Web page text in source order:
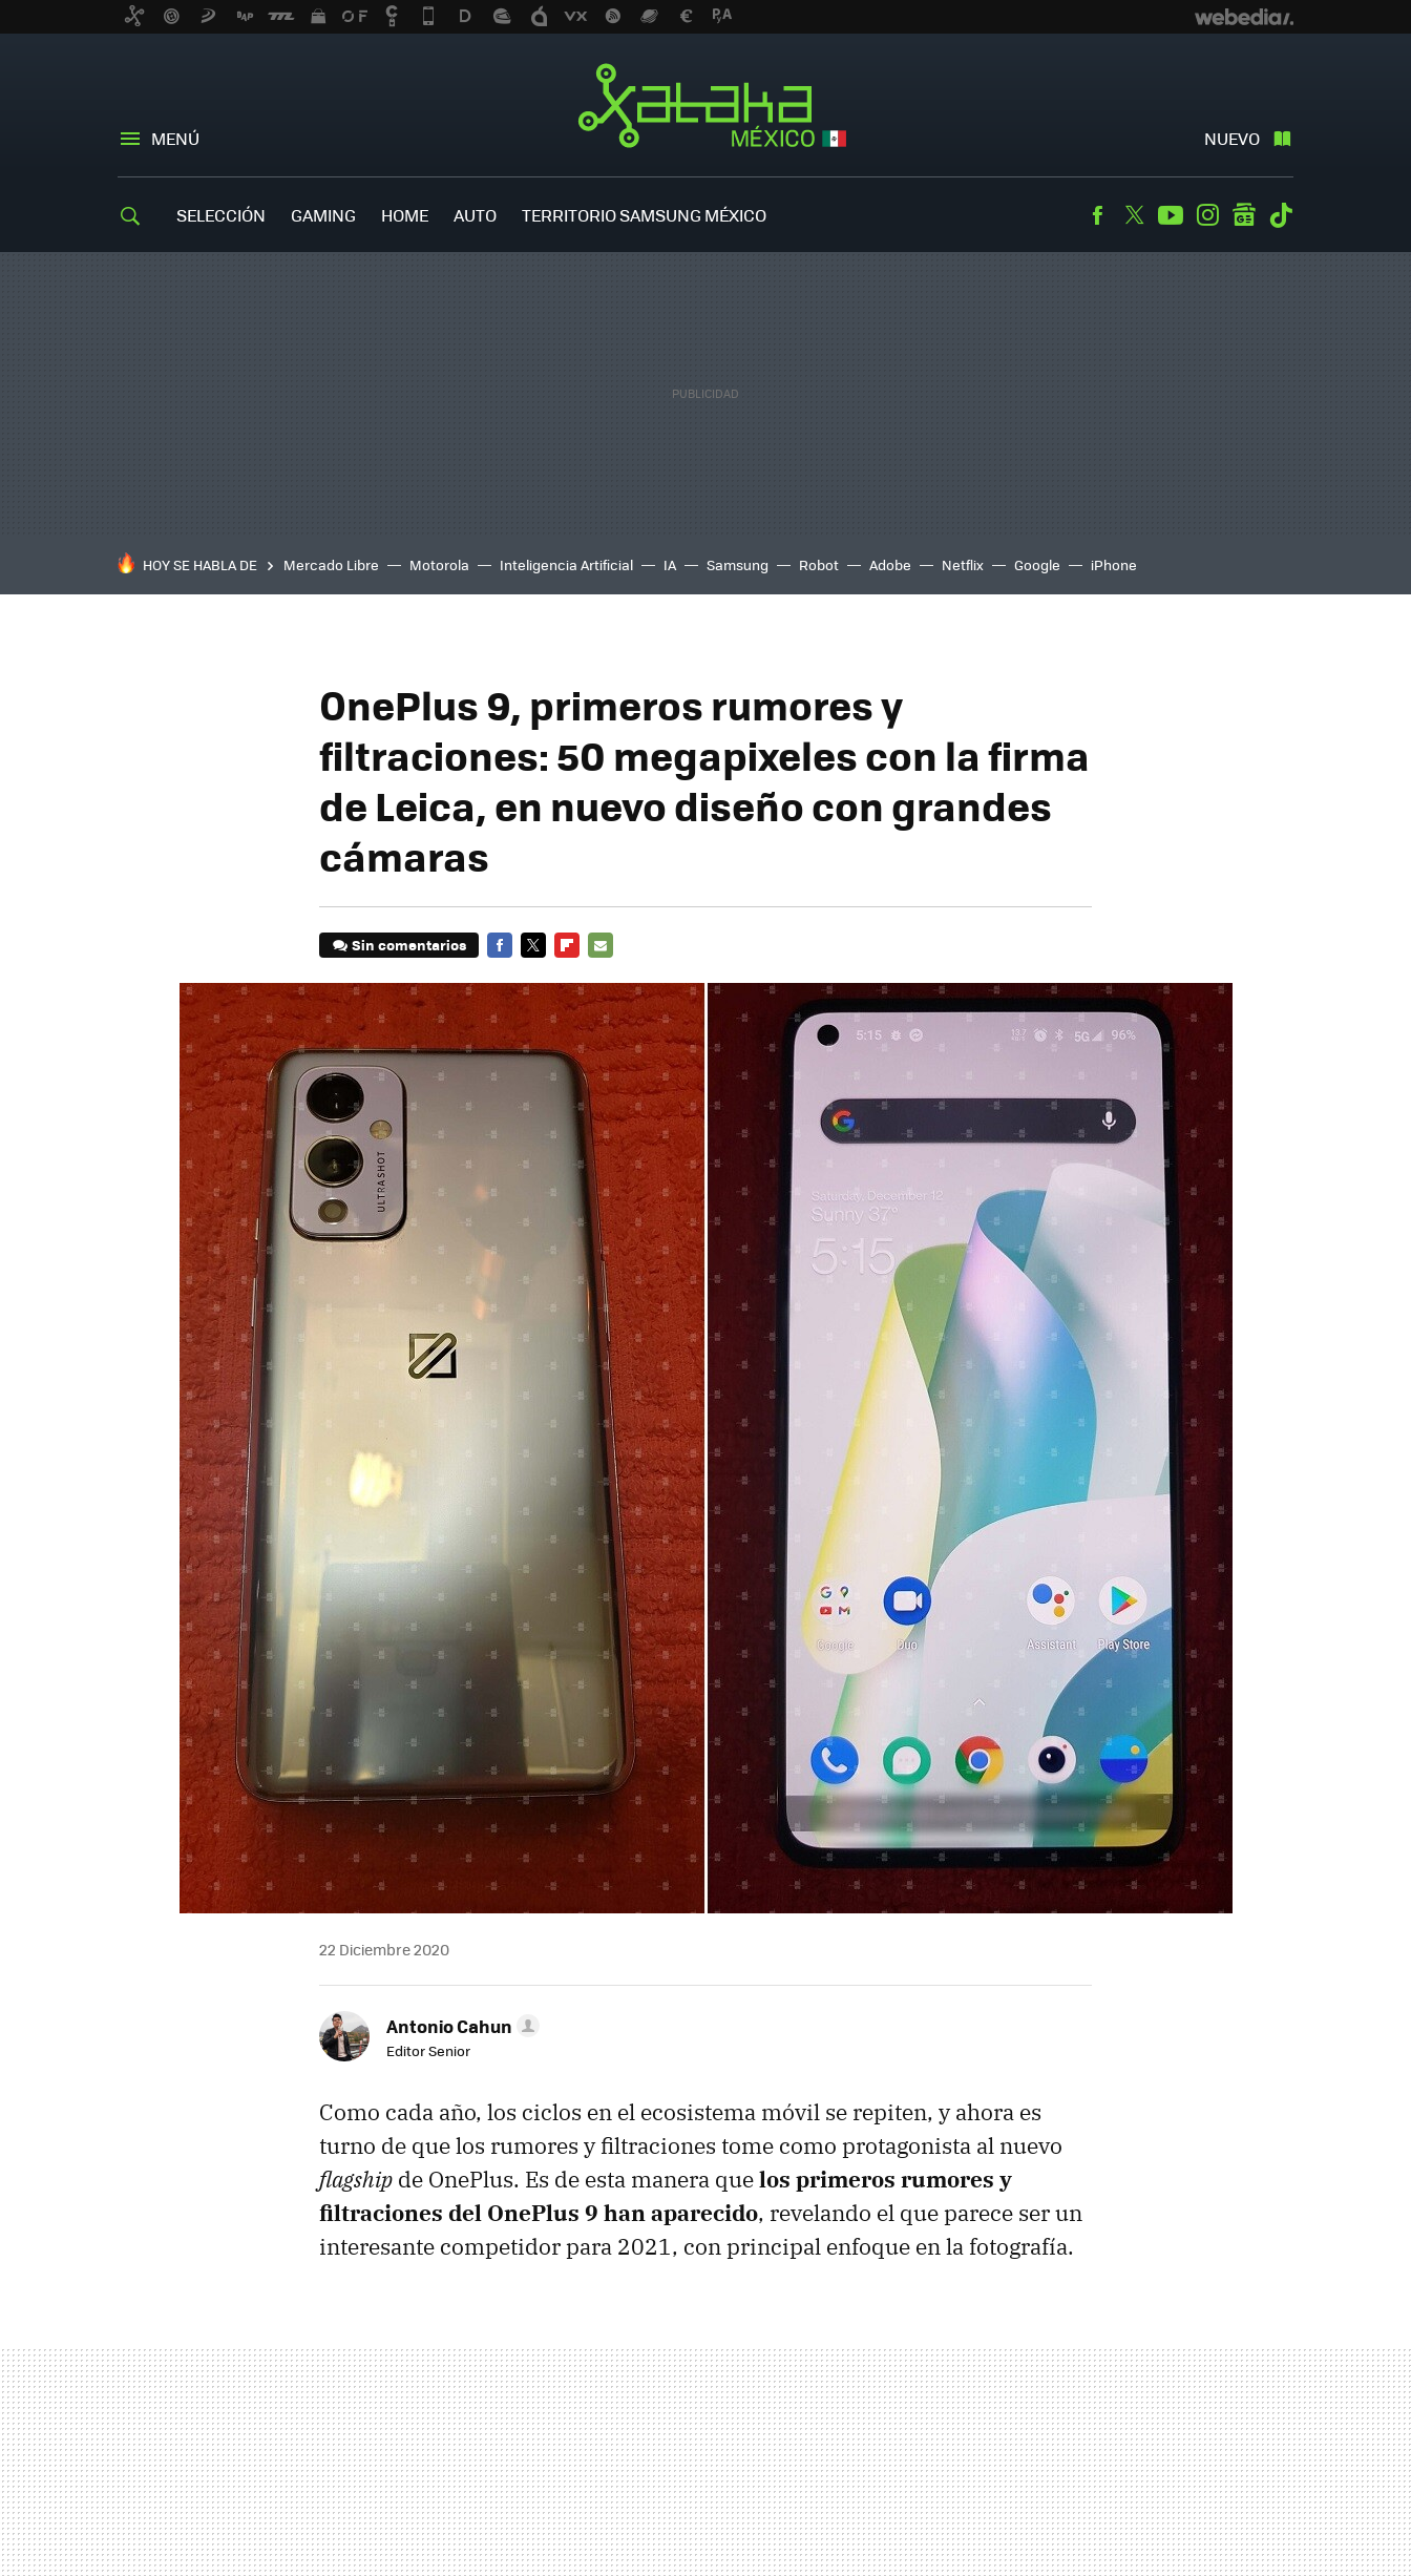
MENÚ NUEVO
SELECCIÓN GAMING HOME AUTO TERRITORIO SAMSUNG MÉXICO Facebook
TwitterYoutubeInstagramgooglenews
HOY SE HABLA DE Mercado Libre Motorola Inteligencia Artificial IA Samsung Robot Adobe Netflix Google iPhone
OnePlus 9, primeros rumores y
filtraciones: 50 megapixeles con la firma
de Leica, en nuevo diseño con grandes
cámaras
Sin comentarios
MAIL
22 Diciembre 2020
Antonio Cahun
Editor Senior
Como cada año, los ciclos en el ecosistema móvil se repiten, y ahora es
turno de que los rumores y filtraciones tome como protagonista al nuevo
flagship de OnePlus. Es de esta manera quelos primeros rumores y
filtraciones del OnePlus 9 han aparecido, revelando el que parece ser un
interesante competidor para 2021, con principal enfoque en la fotografía.